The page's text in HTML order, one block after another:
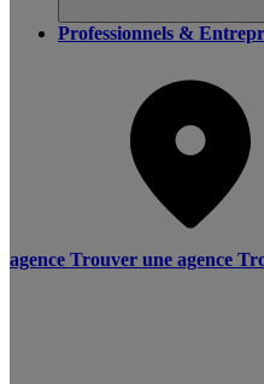
Professionnels &
agence Trouver une agence